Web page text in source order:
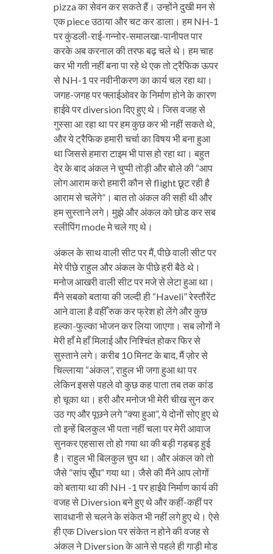
pizza का सेवन कर सकते हैं। उन्होंने दुखी मन से
एक piece उठाया और चट कर डाला। हम NH-1
पर कुंडली-राई-गन्नोर-समालखा-पानीपत पार
करके अब करनाल की तरफ बढ़ चले थे। हम चाह
कर भी गती नहीं बना पा रहे थे एक तो ट्रैफिक ऊपर
से NH-1 पर नवीनीकरण का कार्य चल रहा था।
जगह-जगह पर फ्लाईओवर के निर्माण होने के कारण
हाईवे पर diversion दिए हुए थे। जिस वजह से
गुस्सा आ रहा था पर हम कुछ कर भी नहीं सकते थे,
और ये ट्रैफिक हमारी चर्चा का विषय भी बना हुआ
था जिससे हमारा टाइम भी पास हो रहा था। बहुत
देर के बाद अंकल ने चुप्पी तोड़ी और बोले की “आप
लोग आराम करो हमारी कौन से flight छूट रही है
आराम से चलेंगे”। बात तो अंकल की सही थी और
हम सुस्ताने लगे। मुझे और अंकल को छोड कर सब
स्लीपिंग mode मे चले गए थे।
अंकल के साथ वाली सीट पर मैं, पीछे वाली सीट पर
मेरे पीछे राहुल और अंकल के पीछे हरी बैठे थे।
मनोज आखरी वाली सीट पर मजे से लेटा हुआ था।
मैंने सबको बताया की जल्दी ही “Haveli” रेस्तौरेंट
आने वाला है वहीँ रुक कर फ्रेश हो लेंगे और कुछ
हल्का-फुल्का भोजन कर लिया जाएगा। सब लोगों ने
मेरी हाँ मे हाँ मिलाई और निश्चिंत होकर फिर से
सुस्ताने लगे। करीब 10 मिनट के बाद, मैं ज़ोर से
चिल्लाया “अंकल”, राहुल भी जगा हुआ था पर
लेकिन इससे पहले वो कुछ कह पाता तब तक कांड
हो चूका था। हरी और मनोज भी मेरी चीख सुन कर
उठ गए और पूछने लगे “क्या हुआ”, ये दोनों सोए हुए थे
तो इन्हें बिलकुल भी पता नहीं चला पर मेरी आवाज
सुनकर एहसास तो हो गया था की बड़ी गड़बड़ हुई
है। राहुल भी बिलकुल चुप था। और अंकल को तो
जैसे “सांप सूँघ” गया था। जैसे की मैंने आप लोगों
को बताया था की NH -1 पर हाईवे निर्माण कार्य की
वजह से Diversion बने हुए थे और कहीं-कहीं पर
सावधानी से चलने के संकेत भी नहीं लगे हुए थे। ऐसे
ही एक Diversion पर संकेत न होने की वजह से
अंकल ने Diversion के आने से पहले ही गाड़ी मोड